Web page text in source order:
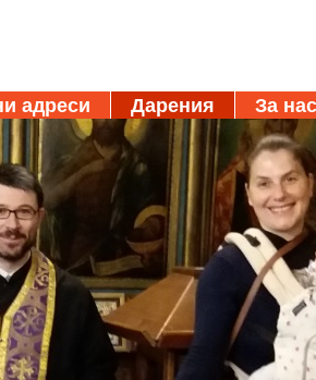
адреси Дарения За нас